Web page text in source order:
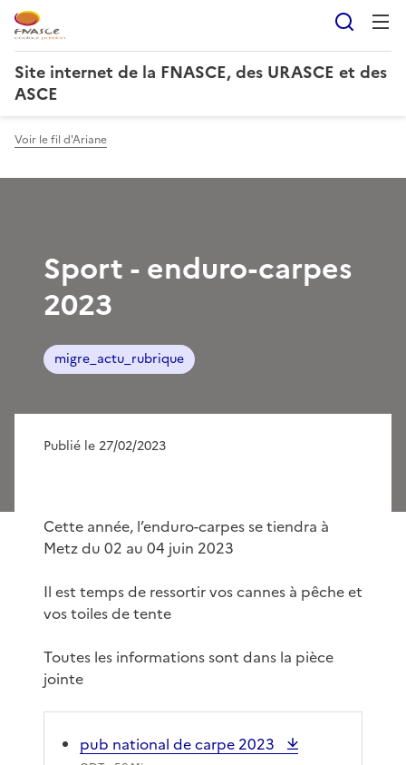
Site internet de la FNASCE, des URASCE et des
ASCE
Voir le fil d'Ariane
Sport - enduro-carpes
2023
migre_actu_rubrique
Publié le 27/02/2023
Cette année, l’enduro-carpes se tiendra à
Metz du 02 au 04 juin 2023
Il est temps de ressortir vos cannes à pêche et
vos toiles de tente
Toutes les informations sont dans la pièce
jointe
pub national de carpe 2023